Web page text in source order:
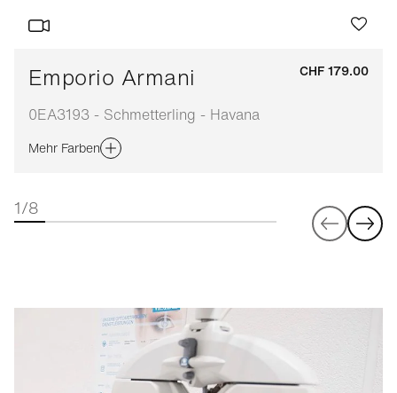
Emporio Armani
0EA3193 - Schmetterling - Havana
CHF 179.00
Mehr Farben
1/8